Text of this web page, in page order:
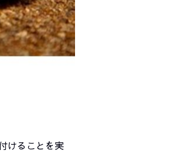
けることを実